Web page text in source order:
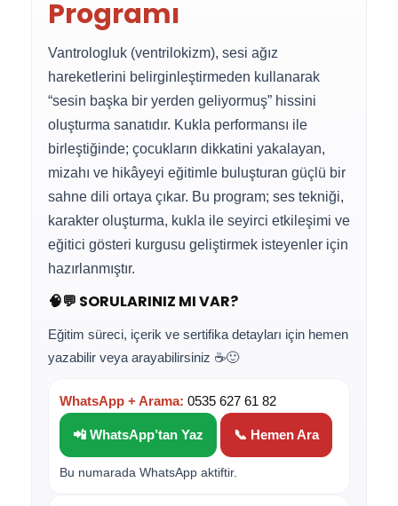
Programı
Vantrologluk (ventrilokizm), sesi ağız
hareketlerini belirginleştirmeden kullanarak
“sesin başka bir yerden geliyormuş” hissini
oluşturma sanatıdır. Kukla performansı ile
birleştiğinde; çocukların dikkatini yakalayan,
mizahı ve hikâyeyi eğitimle buluşturan güçlü bir
sahne dili ortaya çıkar. Bu program; ses tekniği,
karakter oluşturma, kukla ile seyirci etkileşimi ve
eğitici gösteri kurgusu geliştirmek isteyenler için
hazırlanmıştır.
🧠💬 SORULARINIZ MI VAR?
Eğitim süreci, içerik ve sertifika detayları için hemen
yazabilir veya arayabilirsiniz ☕🙂
WhatsApp + Arama: 0535 627 61 82
📲 WhatsApp’tan Yaz 📞 Hemen Ara
Bu numarada WhatsApp aktiftir.